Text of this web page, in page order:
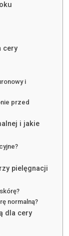
cery
i
przed
i jakie
pielęgnacji
normalną?
dla cery